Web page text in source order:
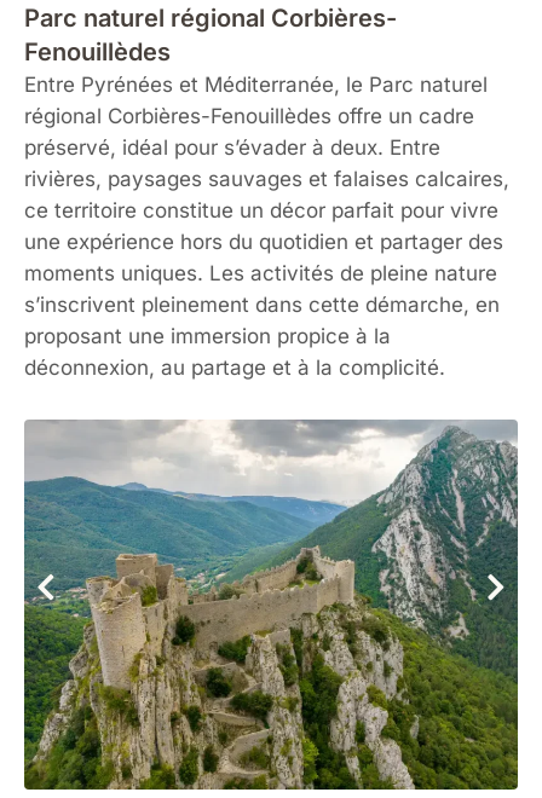
Parc naturel régional Corbières-
Fenouillèdes
Entre Pyrénées et Méditerranée, le Parc naturel
régional Corbières-Fenouillèdes offre un cadre
préservé, idéal pour s’évader à deux. Entre
rivières, paysages sauvages et falaises calcaires,
ce territoire constitue un décor parfait pour vivre
une expérience hors du quotidien et partager des
moments uniques. Les activités de pleine nature
s’inscrivent pleinement dans cette démarche, en
proposant une immersion propice à la
déconnexion, au partage et à la complicité.